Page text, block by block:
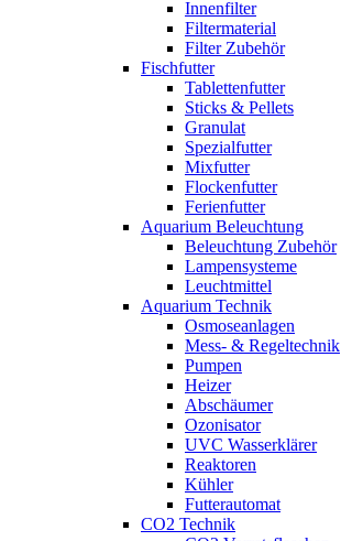
Innenfilter
Filtermaterial
Filter Zubehör
Fischfutter
Tablettenfutter
Sticks & Pellets
Granulat
Spezialfutter
Mixfutter
Flockenfutter
Ferienfutter
Aquarium Beleuchtung
Beleuchtung Zubehör
Lampensysteme
Leuchtmittel
Aquarium Technik
Osmoseanlagen
Mess- & Regeltechnik
Pumpen
Heizer
Abschäumer
Ozonisator
UVC Wasserklärer
Reaktoren
Kühler
Futterautomat
CO2 Technik